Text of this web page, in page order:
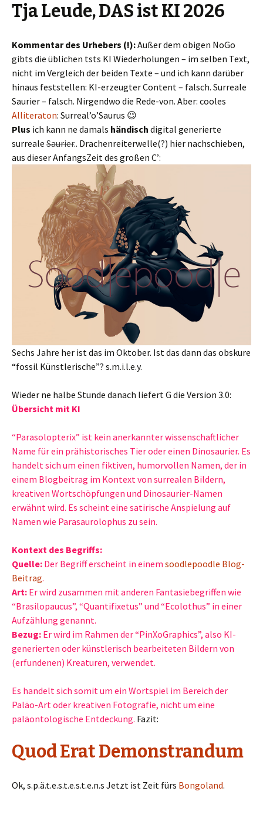
Tja Leude, DAS ist KI 2026
Kommentar des Urhebers (!):Außer dem obigen NoGo
gibts die üblichen tsts KI Wiederholungen – im selben Text,
nicht im Vergleich der beiden Texte – und ich kann darüber
hinaus feststellen: KI-erzeugter Content – falsch. Surreale
Saurier – falsch. Nirgendwo die Rede-von. Aber: cooles
Alliteraton: Surreal’o’Saurus 😉
Plus ich kann ne damals händisch digital generierte
surreale Saurier.. Drachenreiterwelle(?) hier nachschieben,
aus dieser AnfangsZeit des großen C’:
Sechs Jahre her ist das im Oktober. Ist das dann das obskure
“fossil Künstlerische”? s.m.i.l.e.y.
Wieder ne halbe Stunde danach liefert G die Version 3.0:
Übersicht mit KI
“Parasolopterix” ist kein anerkannter wissenschaftlicher
Name für ein prähistorisches Tier oder einen Dinosaurier. Es
handelt sich um einen fiktiven, humorvollen Namen, der in
einem Blogbeitrag im Kontext von surrealen Bildern,
kreativen Wortschöpfungen und Dinosaurier-Namen
erwähnt wird. Es scheint eine satirische Anspielung auf
Namen wie Parasaurolophus zu sein.
Kontext des Begriffs:
Quelle: Der Begriff erscheint in einem soodlepoodle Blog-
Beitrag.
Art: Er wird zusammen mit anderen Fantasiebegriffen wie
“Brasilopaucus”, “Quantifixetus” und “Ecolothus” in einer
Aufzählung genannt.
Bezug: Er wird im Rahmen der “PinXoGraphics”, also KI-
generierten oder künstlerisch bearbeiteten Bildern von
(erfundenen) Kreaturen, verwendet.
Es handelt sich somit um ein Wortspiel im Bereich der
Paläo-Art oder kreativen Fotografie, nicht um eine
paläontologische Entdeckung. Fazit:
Quod Erat Demonstrandum
Ok, s.p.ä.t.e.s.t.e.s.t.e.n.s Jetzt ist Zeit fürs Bongoland.